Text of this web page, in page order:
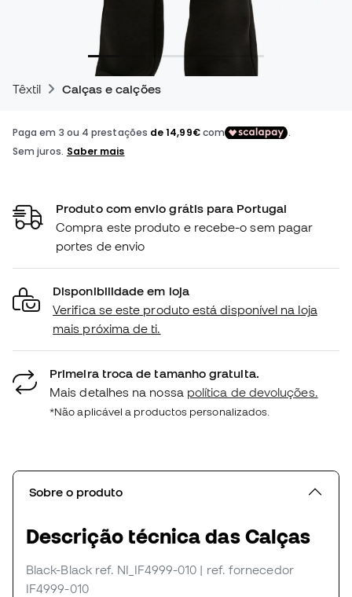
Têxtil Calças e calções
Produto com envio grátis para Portugal
Compra este produto e recebe-o sem pagar
portes de envio
Disponibilidade em loja
Verifica se este produto está disponível na loja
mais próxima de ti.
Primeira troca de tamanho gratuita.
Mais detalhes na nossa política de devoluções.
*Não aplicável a productos personalizados.
Sobre o produto
Descrição técnica das Calças
Black-Black ref. NI_IF4999-010 | ref. fornecedor
IF4999-010